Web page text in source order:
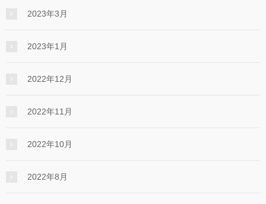
2023年3月
2023年1月
2022年12月
2022年11月
2022年10月
2022年8月